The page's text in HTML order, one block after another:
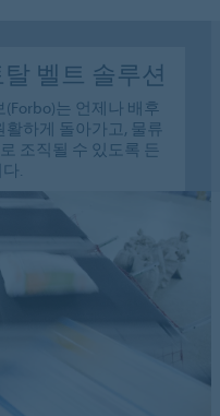
벨트 솔루션
는 언제나 배후
하게 돌아가고, 물류
조직될 수 있도록 든
.